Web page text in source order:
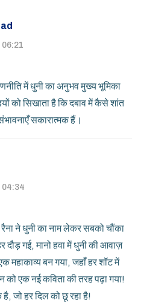
06:21
में धुनी का अनुभव मुख्य भूमिका
को सिखाता है कि दबाव में कैसे शांत
सकारात्मक हैं।
04:34
ने धुनी का नाम लेकर सबको चौंका
दौड़ गई, मानो हवा में धुनी की आवाज़
महाकाव्य बन गया, जहाँ हर शॉट में
को एक नई कविता की तरह पढ़ा गया!
जो हर दिल को छू रहा है!